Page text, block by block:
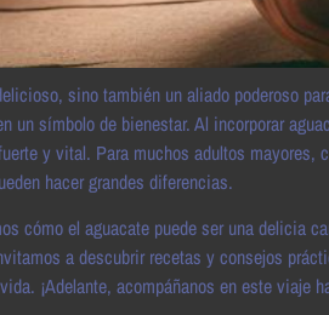
sino también un aliado poderoso
un símbolo de bienestar. Al incorporar
y vital. Para muchos adultos mayores,
hacer grandes diferencias.
cómo el aguacate puede ser una delicia
a descubrir recetas y consejos
¡Adelante, acompáñanos en este viaje